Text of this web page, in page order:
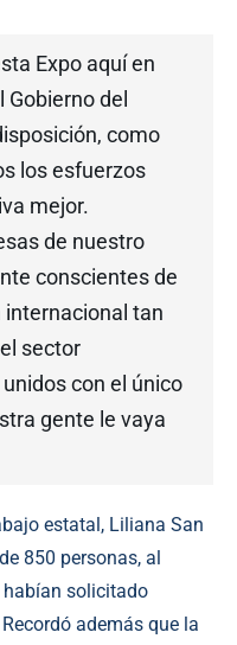
Expo aquí en
del
como
los esfuerzos
mejor.
de nuestro
conscientes de
tan
sector
con el único
gente le vaya
estatal, Liliana San
850 personas, al
solicitado
además que la